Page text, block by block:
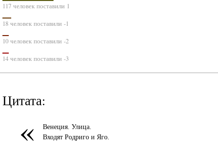
117 человек поставили 1
18 человек поставили -1
10 человек поставили -2
14 человек поставили -3
Цитата:
«
Венеция. Улица.
Входят Родриго и Яго.